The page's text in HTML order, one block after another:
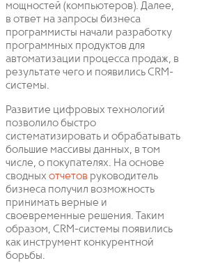
мощностей (компьютеров). Далее,
в ответ на запросы бизнеса
программисты начали разработку
программных продуктов для
автоматизации процесса продаж, в
результате чего и появились CRM-
системы.
Развитие цифровых технологий
позволило быстро
систематизировать и обрабатывать
большие массивы данных, в том
числе, о покупателях. На основе
сводных отчетов руководитель
бизнеса получил возможность
принимать верные и
своевременные решения. Таким
образом, CRM-системы появились
как инструмент конкурентной
борьбы.